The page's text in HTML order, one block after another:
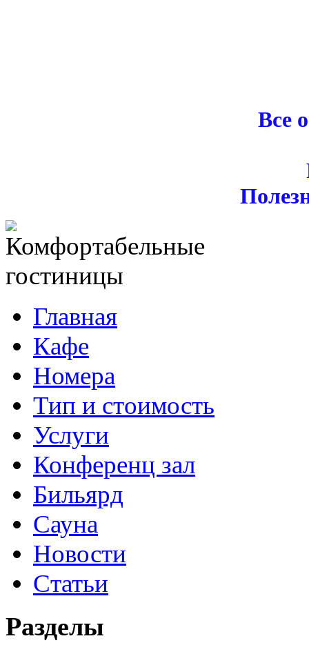
Все
Главная
Кафе
Номера
Тип и стоимость
Услуги
Конференц зал
Бильярд
Сауна
Новости
Статьи
Разделы